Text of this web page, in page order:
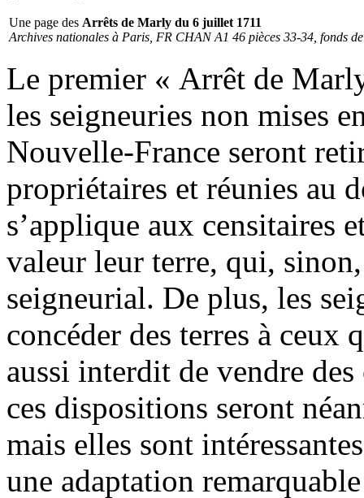
Une page des Arrêts de Marly du 6 juillet 1711
Archives nationales à Paris, FR CHAN A1 46 pièces 33-34, fonds
Le premier « Arrêt de
les seigneuries non mises
Nouvelle-France seront
propriétaires et réunies au
s’applique aux censitaires
valeur leur terre, qui,
seigneurial. De plus, les
concéder des terres à
aussi interdit de vendre
ces dispositions seront
mais elles sont
une adaptation